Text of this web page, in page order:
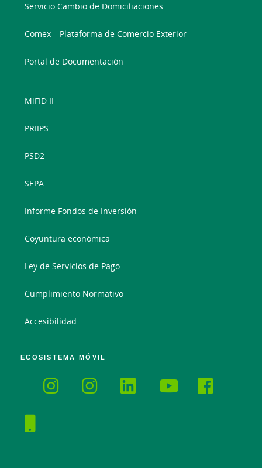
Servicio Cambio de Domiciliaciones
Comex – Plataforma de Comercio Exterior
Portal de Documentación
MiFID II
PRIIPS
PSD2
SEPA
Informe Fondos de Inversión
Coyuntura económica
Ley de Servicios de Pago
Cumplimiento Normativo
Accesibilidad
ECOSISTEMA MÓVIL